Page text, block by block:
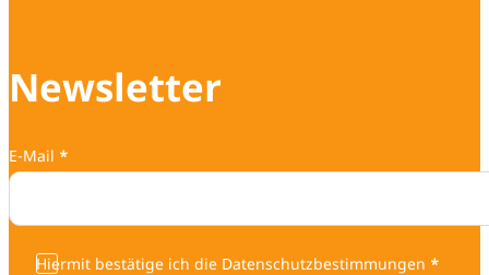
Newsletter
E-Mail *
Hiermit bestätige ich die Datenschutzbestimmungen *